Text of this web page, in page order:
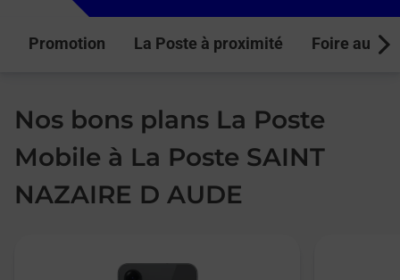
Promotion La Poste à proximité Foire aux
Nos bons plans La Poste
Mobile à La Poste SAINT
NAZAIRE D AUDE